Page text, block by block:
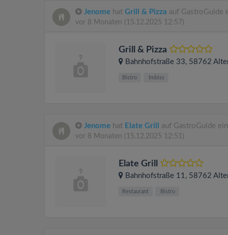
Jenome hat Grill & Pizza auf GastroGuide
vor 8 Monaten (15.12.2025 12:57)
Grill & Pizza
Bahnhofstraße 33, 58762
Bistro Imbiss
Jenome hat Elate Grill auf GastroGuide
vor 8 Monaten (15.12.2025 12:51)
Elate Grill
Bahnhofstraße 11, 58762
Restaurant Bistro